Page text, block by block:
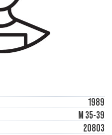
1989
М 35-39
20803